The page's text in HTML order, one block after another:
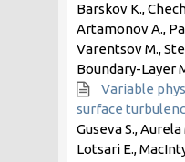
Barskov K.,
Artamonov A.,
Varentsov M.,
Boundary-Layer
Variable
surface
Guseva S.,
Lotsari E.,